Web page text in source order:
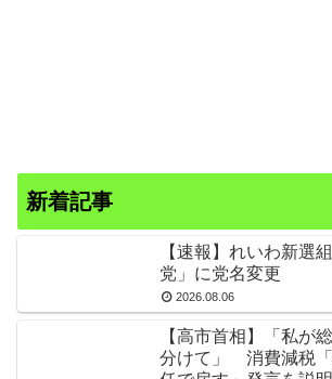
新着記事
【速報】れいわ新選
党」に党名変更
2026.08.06
【高市首相】「私が
分けて」 消費減税